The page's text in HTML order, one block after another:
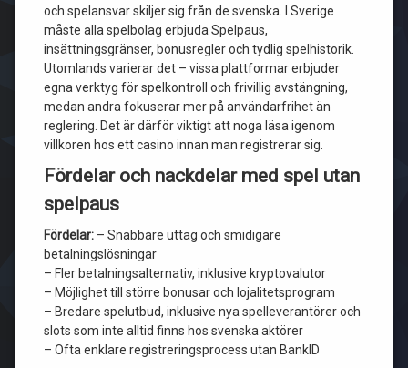
och spelansvar skiljer sig från de svenska. I Sverige
måste alla spelbolag erbjuda Spelpaus,
insättningsgränser, bonusregler och tydlig spelhistorik.
Utomlands varierar det – vissa plattformar erbjuder
egna verktyg för spelkontroll och frivillig avstängning,
medan andra fokuserar mer på användarfrihet än
reglering. Det är därför viktigt att noga läsa igenom
villkoren hos ett casino innan man registrerar sig.
Fördelar och nackdelar med spel utan
spelpaus
Fördelar: – Snabbare uttag och smidigare
betalningslösningar
– Fler betalningsalternativ, inklusive kryptovalutor
– Möjlighet till större bonusar och lojalitetsprogram
– Bredare spelutbud, inklusive nya spelleverantörer och
slots som inte alltid finns hos svenska aktörer
– Ofta enklare registreringsprocess utan BankID